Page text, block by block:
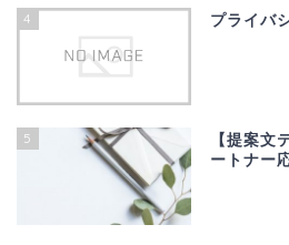
4 プライバ
5
【提案文
ートナー